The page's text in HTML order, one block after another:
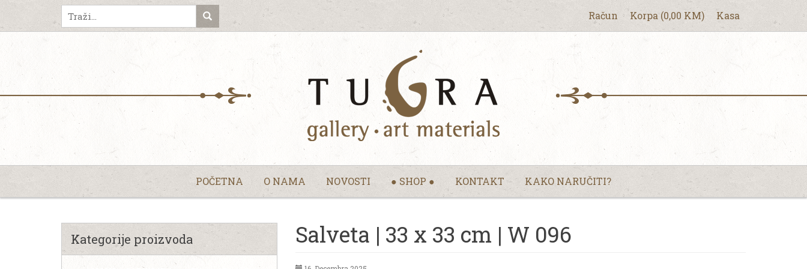
Račun Korpa (0,00 KM) Kasa
POČETNA O NAMA NOVOSTI ● SHOP ● KONTAKT KAKO NARUČITI?
Salveta | 33 x 33 cm | W 096
Kategorije proizvoda